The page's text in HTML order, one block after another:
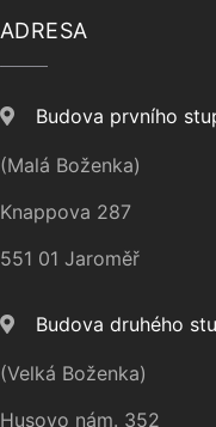
ADRESA
Budova prvního
(Malá Boženka)
Knappova 287
551 01 Jaroměř
Budova druhého
(Velká Boženka)
Husovo nám. 352